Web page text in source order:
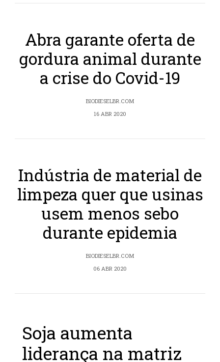
Abra garante oferta de
gordura animal durante
a crise do Covid-19
BIODIESELBR.COM
16 ABR 2020
Indústria de material de
limpeza quer que usinas
usem menos sebo
durante epidemia
BIODIESELBR.COM
06 ABR 2020
Soja aumenta
liderança na matriz